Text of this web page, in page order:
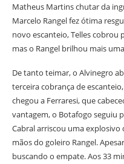
Matheus Martins chutar da
Marcelo Rangel fez ótima
novo escanteio, Telles cobrou
mas o Rangel brilhou mais
De tanto teimar, o Alvinegro
terceira cobrança de
chegou a Ferraresi, que
vantagem, o Botafogo seguiu
Cabral arriscou uma explosivo
mãos do goleiro Rangel.
buscando o empate. Aos 33